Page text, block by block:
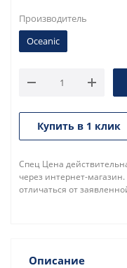
Производитель
Oceanic
Купить в 1 клик
Спец Цена
через интернет-
отличаться от
Описание